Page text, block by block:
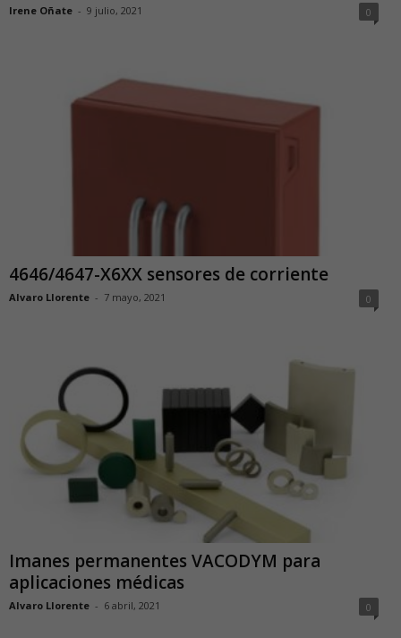
Irene Oñate - 9 julio, 2021 0
4646/4647-X6XX sensores de corriente
Alvaro Llorente - 7 mayo, 2021 0
Imanes permanentes VACODYM para
aplicaciones médicas
Alvaro Llorente - 6 abril, 2021 0